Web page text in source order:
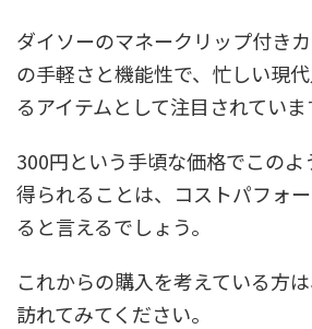
ダイソーのマネークリップ付き
の手軽さと機能性で、忙しい現
るアイテムとして注目されていま
300円という手頃な価格でこのよ
得られることは、コストパフォ
ると言えるでしょう。
これからの購入を考えている方
訪れてみてください。